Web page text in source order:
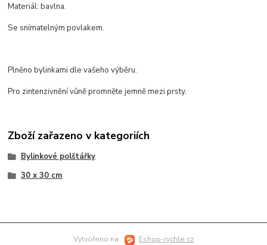
Materiál: bavlna.
Se snímatelným povlakem.
Plněno bylinkami dle vašeho výběru.
Pro zintenzivnění vůně promněte jemně mezi prsty.
Zboží zařazeno v kategoriích
Bylinkové polštářky
30 x 30 cm
Vytvořeno na Eshop-rychle.cz